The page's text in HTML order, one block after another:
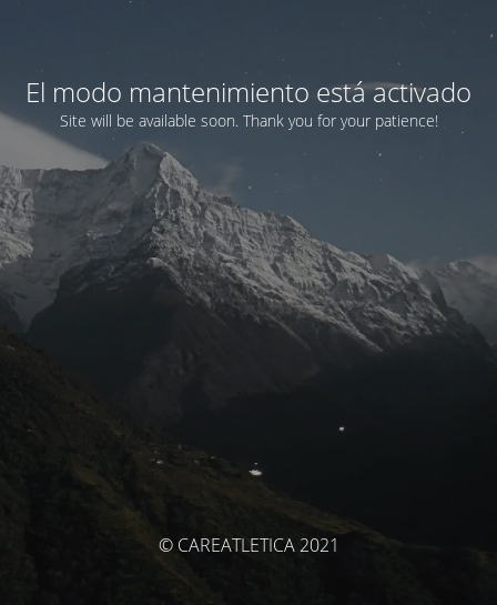
El modo mantenimiento está activado
Site will be available soon. Thank you for your patience!
© CAREATLETICA 2021